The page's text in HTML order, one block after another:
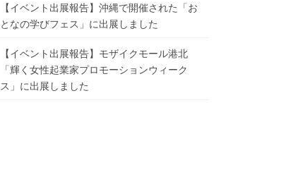
【イベント出展報告】沖縄で開催された「お
となの学びフェス」に出展しました
【イベント出展報告】モザイクモール港北
「輝く女性起業家プロモーションウィーク
ス」に出展しました